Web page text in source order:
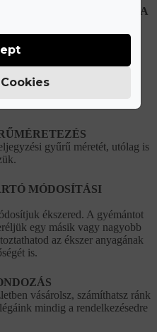
ÉKSZEREK JAVÍTÁSA
költségeket.
bármikor ingyenesen
gyűrű méretét, utólag is
MÓDOSÍTÁSI
ékszered. A gyémántot
egy másik vagy nagyobb
az ékszer anyagának
is.
vásárolsz, számíthatsz ránk
mindig a rendelkezésedre